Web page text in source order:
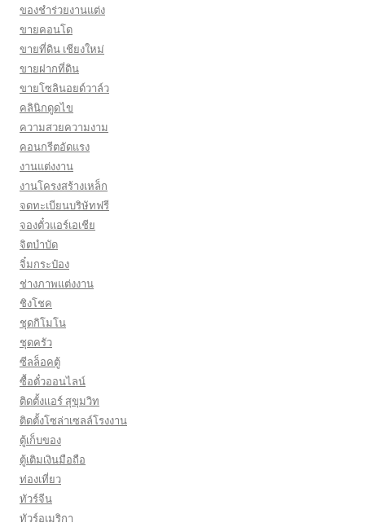
ของชำร่วยงานแต่ง
ขายคอนโด
ขายที่ดิน เชียงใหม่
ขายฝากที่ดิน
ขายโซลินอยด์วาล์ว
คลินิกดูดไข
ความสวยความงาม
คอนกรีตอัดแรง
งานแต่งงาน
งานโครงสร้างเหล็ก
จดทะเบียนบริษัทฟรี
จองตั๋วแอร์เอเชีย
จิตบำบัด
จิ๋มกระป๋อง
ช่างภาพแต่งงาน
ชิงโชค
ชุดกิโมโน
ชุดครัว
ซีลล็อคตู้
ซื้อตั๋วออนไลน์
ติดตั้งเเอร์ สุขุมวิท
ติดตั้งโซล่าเซลล์โรงงาน
ตู้เก็บของ
ตู้เติมเงินมือถือ
ท่องเที่ยว
ทัวร์จีน
ทัวร์อเมริกา